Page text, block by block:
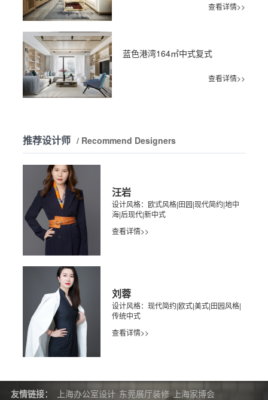
查看详情>>
蓝色港湾164㎡中式复式
查看详情>>
推荐设计师 / Recommend Designers
汪岩
设计风格：欧式风格|田园|现代简约|地中
海|后现代|新中式
查看详情>>
刘蓉
设计风格：现代简约|欧式|美式|田园风格|
传统中式
查看详情>>
友情链接： 上海办公室设计 东莞展厅装修 上海家博会